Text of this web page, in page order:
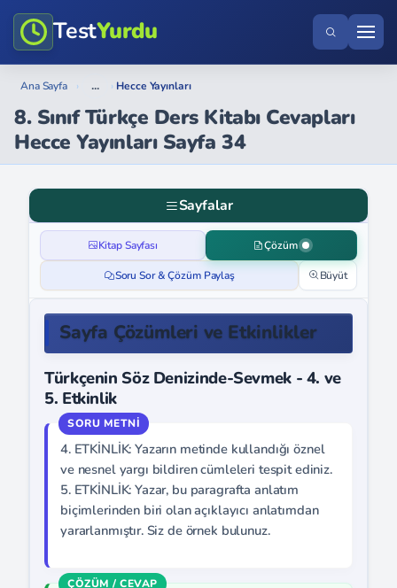
TestYurdu
Ana Sayfa › ... › Hecce Yayınları
8. Sınıf Türkçe Ders Kitabı Cevapları
Hecce Yayınları Sayfa 34
Sayfalar
Kitap Sayfası Çözüm
Soru Sor & Çözüm Paylaş Büyüt
Sayfa Çözümleri ve Etkinlikler
Türkçenin Söz Denizinde-Sevmek - 4. ve
5. Etkinlik
4. ETKİNLİK: Yazarın metinde kullandığı öznel
ve nesnel yargı bildiren cümleleri tespit ediniz.
5. ETKİNLİK: Yazar, bu paragrafta anlatım
biçimlerinden biri olan açıklayıcı anlatımdan
yararlanmıştır. Siz de örnek bulunuz.